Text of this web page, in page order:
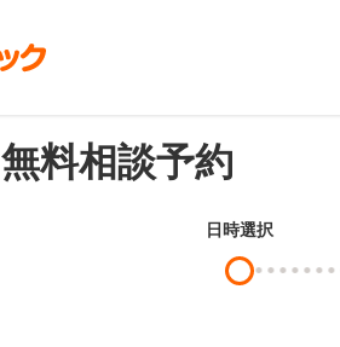
無料相談予約
日時選択